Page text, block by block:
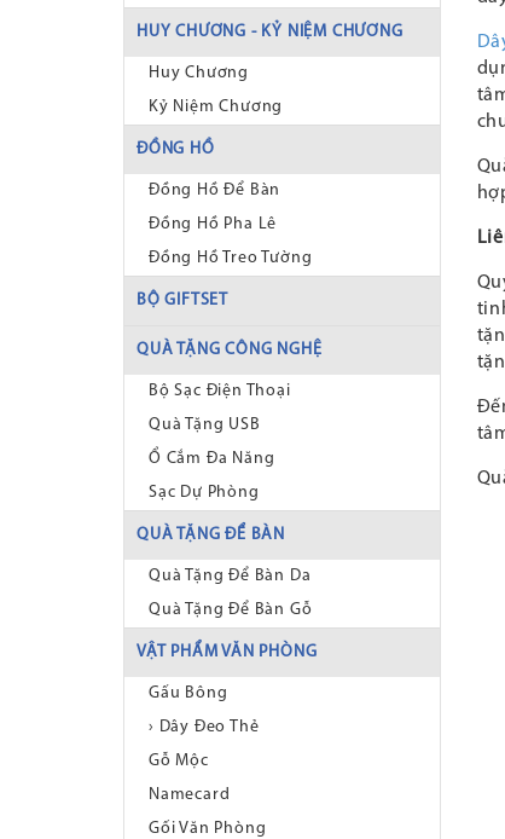
HUY CHƯƠNG - KỶ NIỆM CHƯƠNG
Huy Chương
Kỷ Niệm Chương
ĐỒNG HỒ
Đồng Hồ Để Bàn
Đồng Hồ Pha Lê
Đồng Hồ Treo Tường
BỘ GIFTSET
QUÀ TẶNG CÔNG NGHỆ
Bộ Sạc Điện Thoại
Quà Tặng USB
Ổ Cắm Đa Năng
Sạc Dự Phòng
QUÀ TẶNG ĐỂ BÀN
Quà Tặng Để Bàn Da
Quà Tặng Để Bàn Gỗ
VẬT PHẨM VĂN PHÒNG
Gấu Bông
› Dây Đeo Thẻ
Gỗ Mộc
Namecard
Gối Văn Phòng